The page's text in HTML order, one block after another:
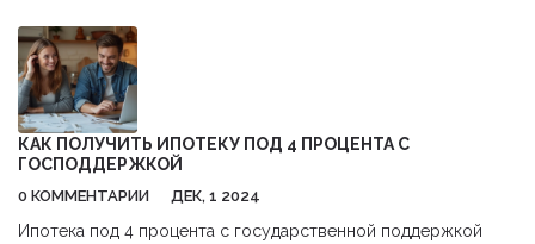
КАК ПОЛУЧИТЬ ИПОТЕКУ ПОД 4 ПРОЦЕНТА С
ГОСПОДДЕРЖКОЙ
0 КОММЕНТАРИИ ДЕК, 1 2024
Ипотека под 4 процента с государственной поддержкой